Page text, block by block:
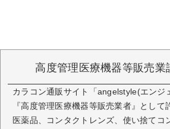
高度管理医療機器等販売業
カラコン通販サイト「angelstyle(エンジ
『高度管理医療機器等販売業者』として
医薬品、コンタクトレンズ、使い捨てコ